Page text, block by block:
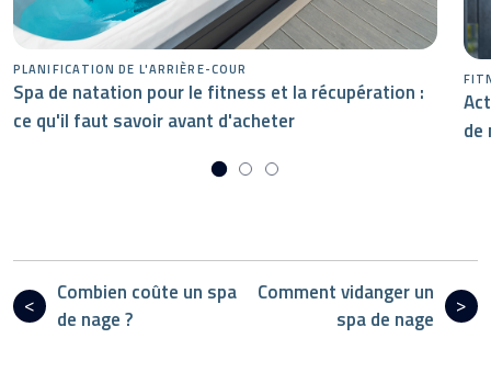
PLANIFICATION DE L'ARRIÈRE-COUR
Spa de natation pour le fitness et la récupération :
ce qu'il faut savoir avant d'acheter
de
Combien coûte un spa
de nage ?
Comment vidanger un
spa de nage